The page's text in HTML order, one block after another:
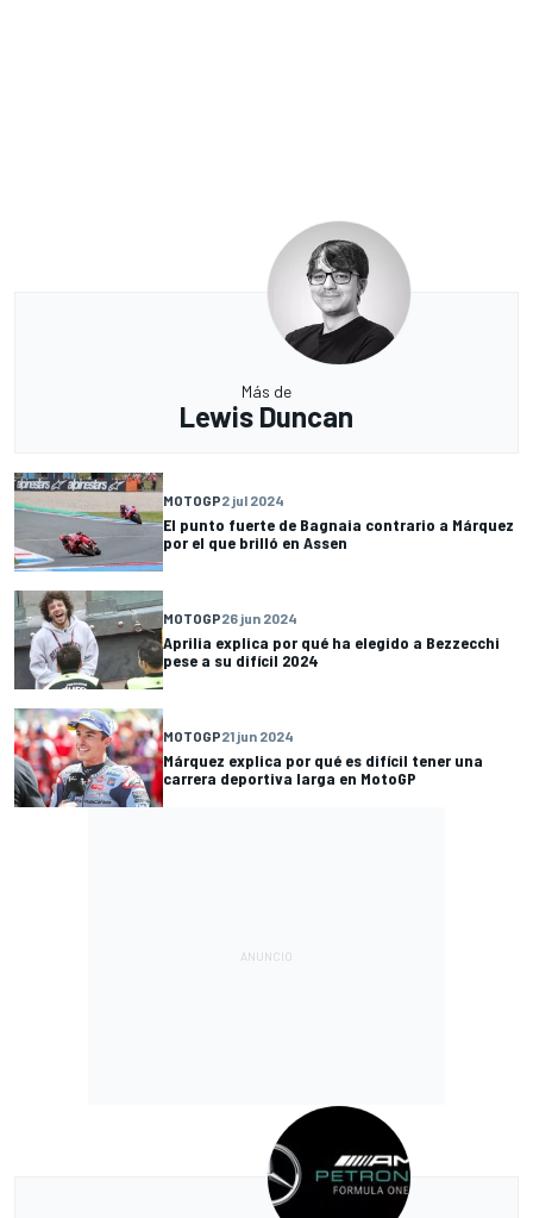
Más de
Lewis Duncan
MOTOGP2 jul 2024
El punto fuerte de Bagnaia contrario a Márquez
por el que brilló en Assen
MOTOGP26 jun 2024
Aprilia explica por qué ha elegido a Bezzecchi
pese a su difícil 2024
MOTOGP21 jun 2024
Márquez explica por qué es difícil tener una
carrera deportiva larga en MotoGP